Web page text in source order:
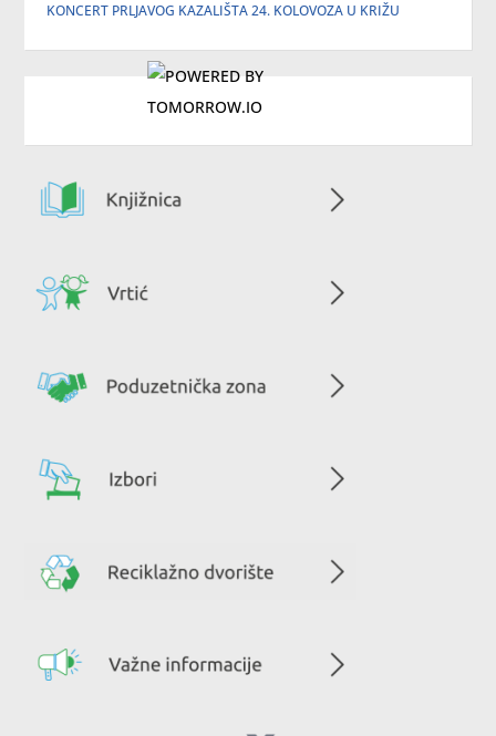
KONCERT PRLJAVOG KAZALIŠTA 24. KOLOVOZA U KRIŽU